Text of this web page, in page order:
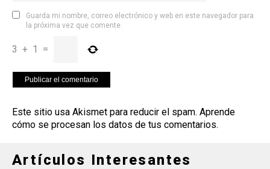
Guarda mi nombre, correo electrónico y web en este navegador para
la próxima vez que comente.
3 + 1 =
Este sitio usa Akismet para reducir el spam. Aprende
cómo se procesan los datos de tus comentarios.
Artículos Interesantes